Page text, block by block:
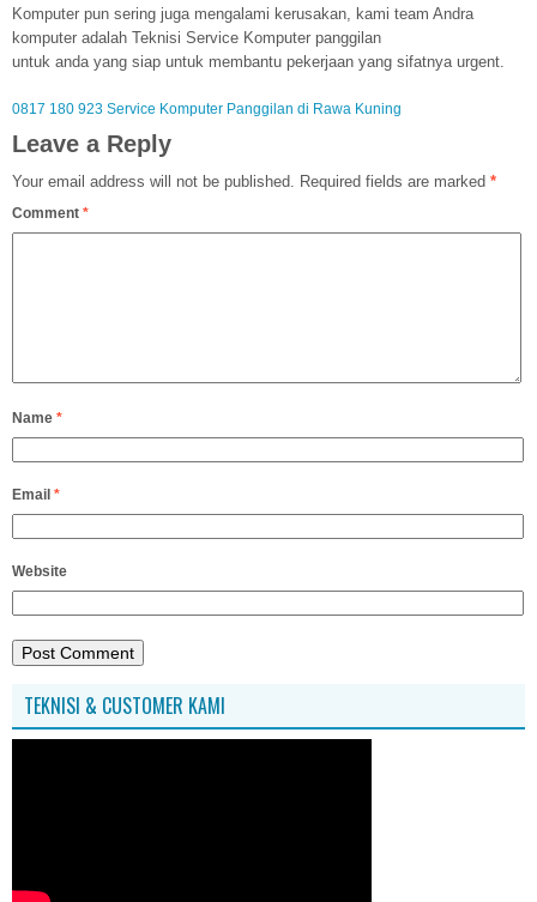
Komputer pun sering juga mengalami kerusakan, kami team Andra
komputer adalah Teknisi Service Komputer panggilan
untuk anda yang siap untuk membantu pekerjaan yang sifatnya urgent.
0817 180 923 Service Komputer Panggilan di Rawa Kuning
Leave a Reply
Your email address will not be published. Required fields are marked *
Comment *
Name *
Email *
Website
TEKNISI & CUSTOMER KAMI